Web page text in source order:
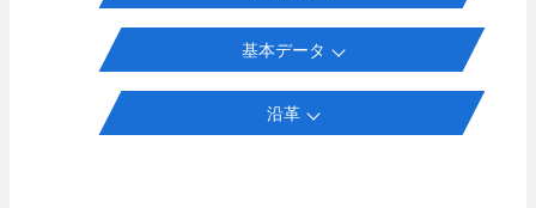
基本データ
沿革
- 太陽光発電システム
- 蓄電池システム
カスタマーサービス
先輩社員インタビュー
事務系総合職